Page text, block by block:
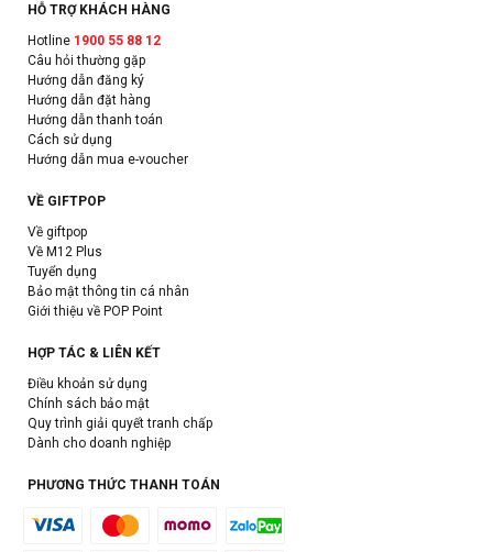
HỖ TRỢ KHÁCH HÀNG
Hotline 1900 55 88 12
Câu hỏi thường gặp
Hướng dẫn đăng ký
Hướng dẫn đặt hàng
Hướng dẫn thanh toán
Cách sử dụng
Hướng dẫn mua e-voucher
VỀ GIFTPOP
Về giftpop
Về M12 Plus
Tuyển dụng
Bảo mật thông tin cá nhân
Giới thiệu về POP Point
HỢP TÁC & LIÊN KẾT
Điều khoản sử dụng
Chính sách bảo mật
Quy trình giải quyết tranh chấp
Dành cho doanh nghiệp
PHƯƠNG THỨC THANH TOÁN